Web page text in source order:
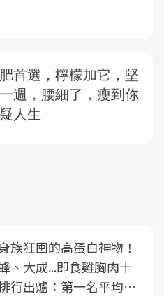
族狂囤的高蛋白神物！
、大成...即食雞胸肉十
行出爐：第一名平均一